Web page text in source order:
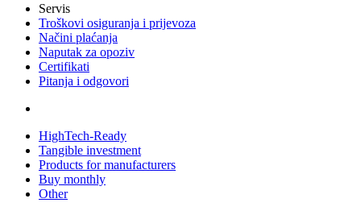
Servis
Troškovi osiguranja i prijevoza
Načini plaćanja
Naputak za opoziv
Certifikati
Pitanja i odgovori
HighTech-Ready
Tangible investment
Products for manufacturers
Buy monthly
Other